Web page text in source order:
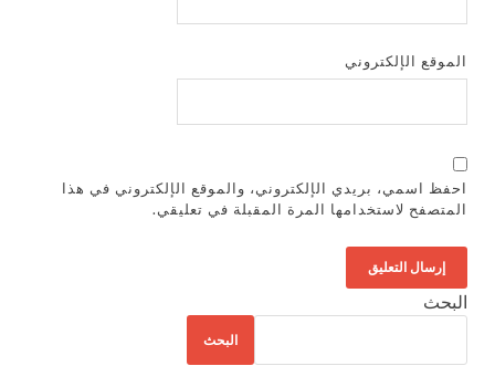
الموقع الإلكتروني
احفظ اسمي، بريدي الإلكتروني، والموقع الإلكتروني في هذا
المتصفح لاستخدامها المرة المقبلة في تعليقي.
البحث
البحث